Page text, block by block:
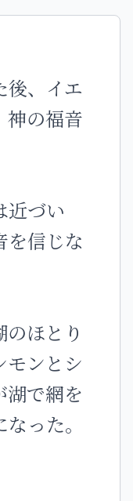
後、イエ
神の福音
近づい
を信じな
ほとり
モンとシ
湖で網を
った。